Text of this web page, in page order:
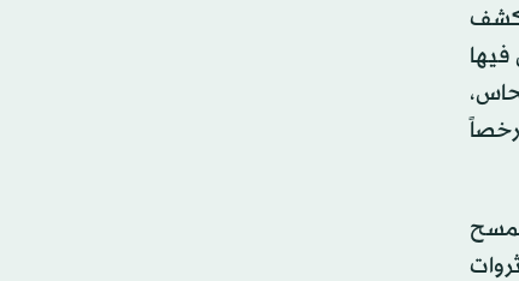
ريال لكل رخصة كشف
رخصاً